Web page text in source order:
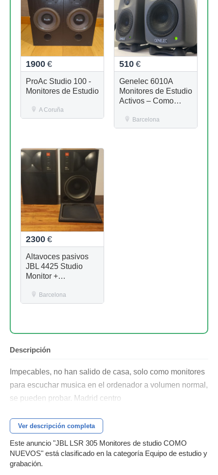
1900 €
ProAc Studio 100 -
Monitores de Estudio
A Coruña
510 €
Genelec 6010A
Monitores de Estudio
Activos – Como
EstadoBarcelona
2300 €
Altavoces pasivos
JBL 4425 Studio
Monitor +
300 MOS FET de
regalo
Barcelona
Descripción
Impecables, no han salido de casa, solo como monitores
para escuchar musica en el ordenador a volumen normal,
se pueden probar. Madrid centro
Ver descripción completa
Este anuncio "JBL LSR 305 Monitores de studio COMO
NUEVOS" está clasificado en la categoría Equipo de estudio y
grabación.